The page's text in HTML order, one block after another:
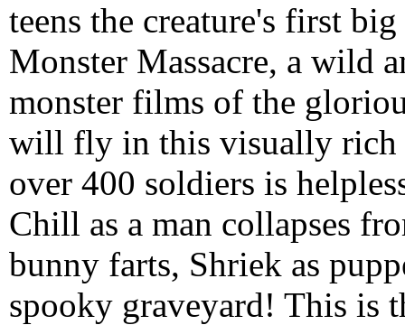
teens the creature's first big
Monster Massacre, a wild
monster films of the
will fly in this visually rich
over 400 soldiers is
Chill as a man collapses
bunny farts, Shriek as
spooky graveyard! This is